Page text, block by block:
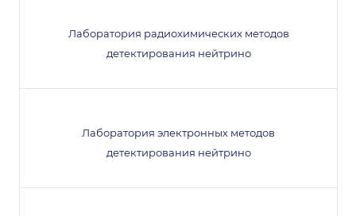
Лаборатория радиохимических методов
детектирования нейтрино
Лаборатория электронных методов
детектирования нейтрино